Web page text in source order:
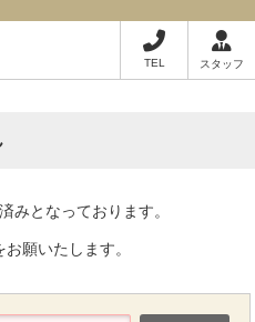
TEL スタッフ
みとなっております。
願いたします。